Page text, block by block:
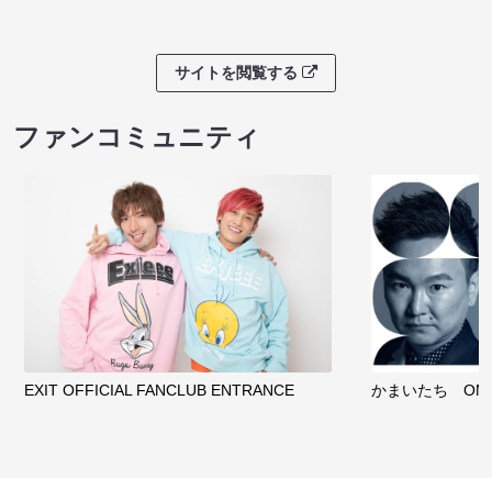
サイトを閲覧する
ファンコミュニティ
EXIT OFFICIAL FANCLUB ENTRANCE かまいたち